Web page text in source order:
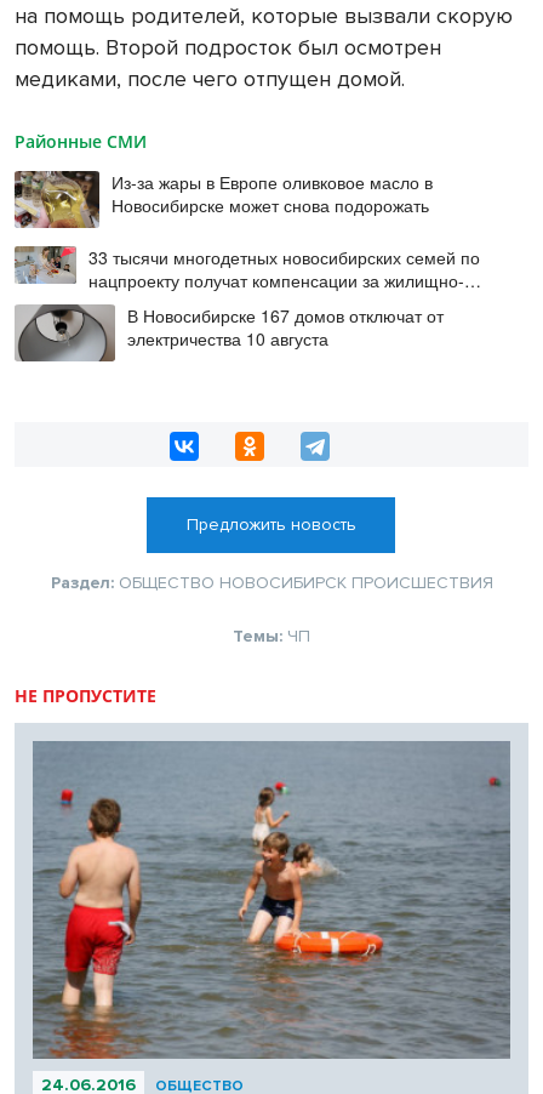
на помощь родителей, которые вызвали скорую
помощь. Второй подросток был осмотрен
медиками, после чего отпущен домой.
Районные СМИ
Из-за жары в Европе оливковое масло в
Новосибирске может снова подорожать
33 тысячи многодетных новосибирских семей по
нацпроекту получат компенсации за жилищно-
коммунальные услуги
В Новосибирске 167 домов отключат от
электричества 10 августа
Предложить новость
Раздел: ОБЩЕСТВО НОВОСИБИРСК ПРОИСШЕСТВИЯ
Темы: ЧП
НЕ ПРОПУСТИТЕ
24.06.2016 ОБЩЕСТВО